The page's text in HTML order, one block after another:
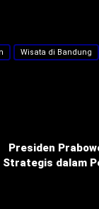
Wisata di Bandung
Presiden
Strategis dalam